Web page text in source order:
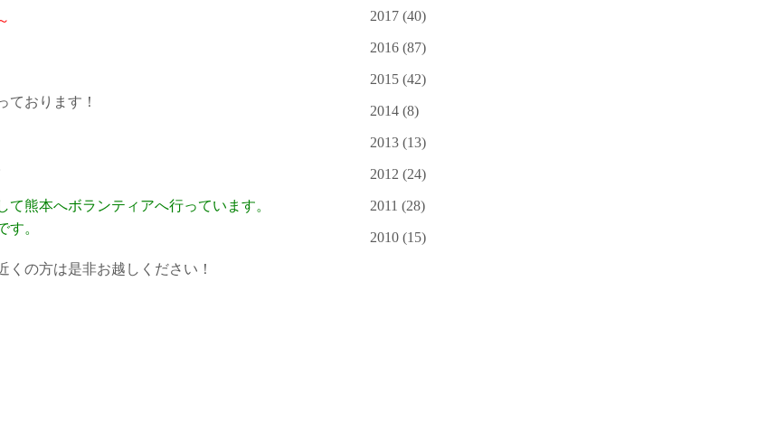
おります！
て熊本へボランティアへ行っています。
す。
くの方は是非お越しください！
2017 (40)
2016 (87)
2015 (42)
2014 (8)
2013 (13)
2012 (24)
2011 (28)
2010 (15)